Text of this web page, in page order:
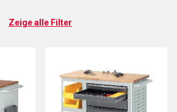
Zeige alle Filter